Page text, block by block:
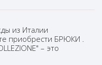
из Италии
приобрести БРЮКИ .
– это